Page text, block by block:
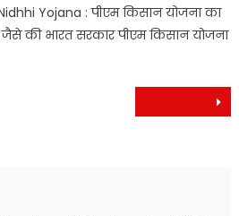
Yojana : पीएम किसान योजना का
की भारत सरकार पीएम किसान योजना